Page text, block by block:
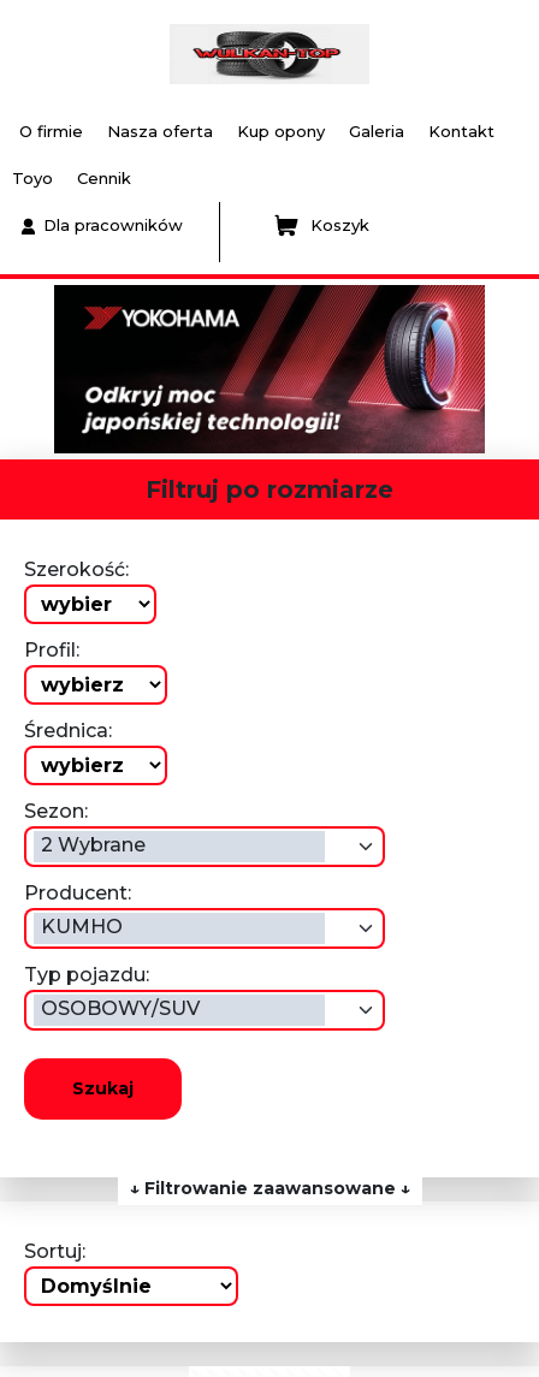
O firmie Nasza oferta Kup opony Galeria Kontakt
Toyo Cennik
Dla pracowników Koszyk
Filtruj po rozmiarze
Szerokość:
Profil:
Średnica:
Sezon:
2 Wybrane
Producent:
KUMHO
Typ pojazdu:
OSOBOWY/SUV
Szukaj
↓ Filtrowanie zaawansowane ↓
Sortuj: